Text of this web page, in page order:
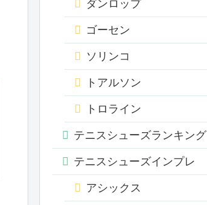
ダンロップ
ゴーセン
ソリンコ
トアルソン
トロライン
テニスシューズランキング
テニスシューズインプレ
アシックス